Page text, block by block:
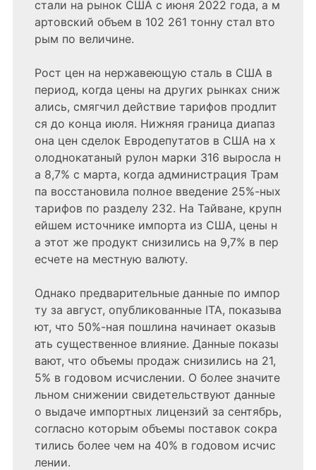
стали на рынок США с июня 2022 года, а м
артовский объем в 102 261 тонну стал вто
рым по величине.
Рост цен на нержавеющую сталь в США в
период, когда цены на других рынках сниж
ались, смягчил действие тарифов продлит
ся до конца июля. Нижняя граница диапаз
она цен сделок Евродепутатов в США на х
олоднокатаный рулон марки 316 выросла н
а 8,7% с марта, когда администрация Трам
па восстановила полное введение 25%-ных
тарифов по разделу 232. На Тайване, крупн
ейшем источнике импорта из США, цены н
а этот же продукт снизились на 9,7% в пер
есчете на местную валюту.
Однако предварительные данные по импор
ту за август, опубликованные ITA, показыва
ют, что 50%-ная пошлина начинает оказыв
ать существенное влияние. Данные показы
вают, что объемы продаж снизились на 21,
5% в годовом исчислении. О более значите
льном снижении свидетельствуют данные
о выдаче импортных лицензий за сентябрь,
согласно которым объемы поставок сокра
тились более чем на 40% в годовом исчис
лении.